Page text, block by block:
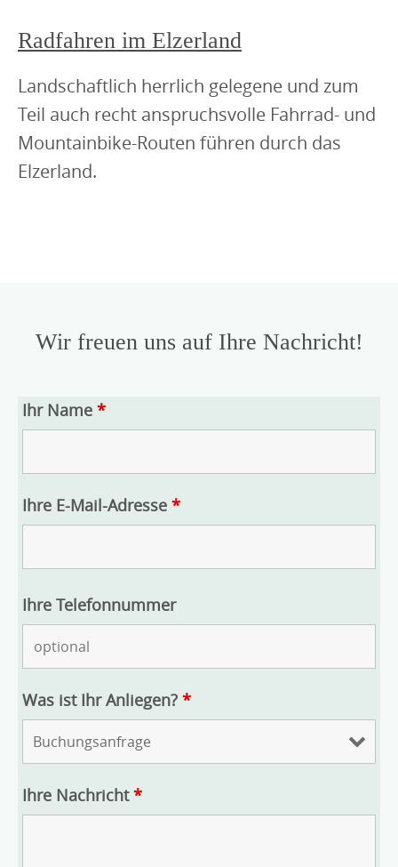
Radfahren im Elzerland
Landschaftlich herrlich gelegene und zum
Teil auch recht anspruchsvolle Fahrrad- und
Mountainbike-Routen führen durch das
Elzerland.
Wir freuen uns auf Ihre Nachricht!
Ihr Name *
Ihre E-Mail-Adresse *
Ihre Telefonnummer
Was ist Ihr Anliegen? *
Ihre Nachricht*